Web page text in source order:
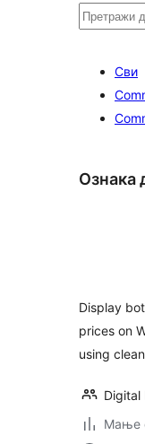
Претрага
Сви
Ознака
Display
prices on
using
Digital
Мање